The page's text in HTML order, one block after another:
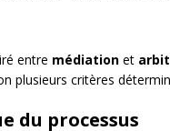
entre médiation et
plusieurs critères
du processus